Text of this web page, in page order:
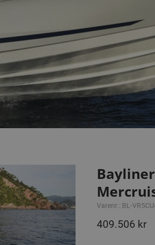
Varenr.: BL-
409.506 kr